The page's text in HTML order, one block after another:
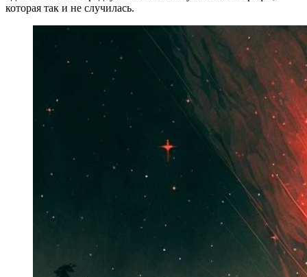
которая так и не случилась.